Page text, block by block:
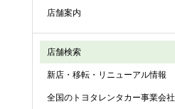
店舗案内
店舗検索
新店・移転・リニューアル情報
全国のトヨタレンタカー事業会社